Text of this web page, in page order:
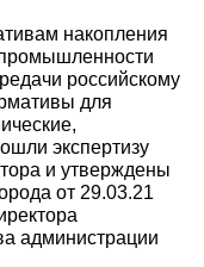
накопления
российскому
для
экспертизу
и утверждены
от 29.03.21
администрации